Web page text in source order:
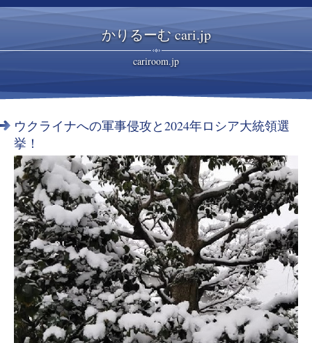
かりるーむ cari.jp
cariroom.jp
ウクライナへの軍事侵攻と2024年ロシア大統領選
挙！